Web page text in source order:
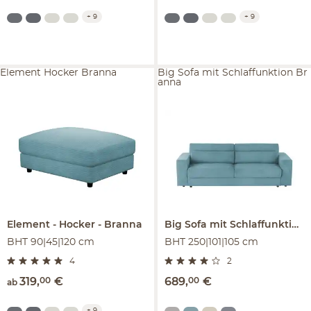
+ 9 + 9
Element Hocker
Branna
BHT 90|45|120 cm
4
ab 319,00 €
Element Hocker Branna
Big Sofa mit Schlaffunktion
BHT 250|101|105 cm
2
689,00 €
Big Sofa mit Schlaffunktion Br
anna